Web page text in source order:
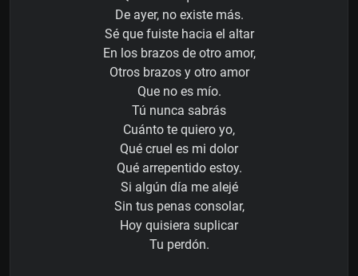
De ayer, no existe más.
Sé que fuiste hacia el altar
En los brazos de otro amor,
Otros brazos y otro amor
Que no es mío.
Tú nunca sabrás
Cuánto te quiero yo,
Qué cruel es mi dolor
Qué arrepentido estoy.
Si algún día me alejé
Sin tus penas consolar,
Hoy quisiera suplicar
Tu perdón.